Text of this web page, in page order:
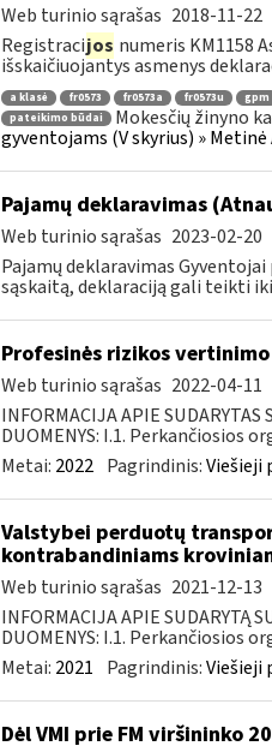
Web turinio sąrašas 2018-11-22
Registracijos numeris KM1158
išskaičiuojantys asmenys
a klasė fr0573 fr0573a fr0573u gpm
pateikimo būdai
Mokesčių žinyno
gyventojams (V skyrius) »
Pajamų deklaravimas
Web turinio sąrašas 2023-02-20
Pajamų deklaravimas
sąskaitą, deklaraciją gali teikti
Profesinės rizikos
Web turinio sąrašas 2022-04-11
INFORMACIJA APIE
DUOMENYS: I.1. Perkančiosios
Metai: 2022 Pagrindinis:Viešieji
Valstybei perduotų
kontrabandiniams
Web turinio sąrašas 2021-12-13
INFORMACIJA APIE SUDARYTĄ
DUOMENYS: I.1. Perkančiosios
Metai: 2021 Pagrindinis:Viešieji
Dėl VMI prie FM viršininko